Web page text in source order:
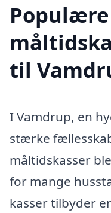
Populære
til
I Vamdrup, en
stærke
måltidskasser
for mange
kasser tilbyder